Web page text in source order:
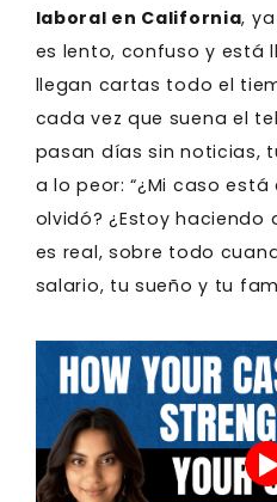
laboral en California,
es lento, confuso y está
llegan cartas todo el
cada vez que suena el
pasan días sin noticias,
a lo peor: “¿Mi caso está
olvidó? ¿Estoy haciendo
es real, sobre todo
salario, tu sueño y tu